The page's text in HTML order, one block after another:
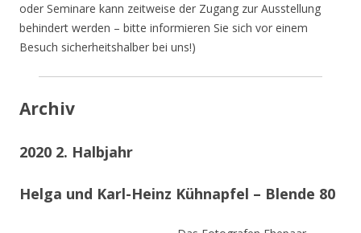
oder Seminare kann zeitweise der Zugang zur Ausstellung
behindert werden – bitte informieren Sie sich vor einem
Besuch sicherheitshalber bei uns!)
Archiv
2020 2. Halbjahr
Helga und Karl-Heinz Kühnapfel – Blende 80